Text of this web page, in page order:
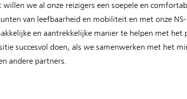
we al onze reizigers een soepele en
van leefbaarheid en mobiliteit en met onze
en aantrekkelijke manier te helpen met het
succesvol doen, als we samenwerken met het
andere partners.